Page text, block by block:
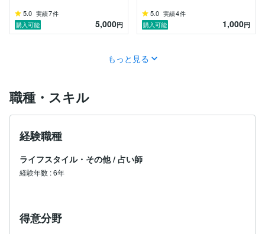
5.0 実績7件
購入可能
5,000円
5.0 実績4件
購入可能
1,000円
もっと見る
職種・スキル
経験職種
ライフスタイル・その他 / 占い師
経験年数 :6年
得意分野